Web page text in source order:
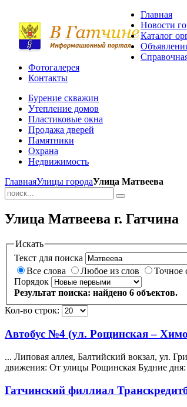
Главная
Новости
Каталог
Фотогалерея
Контакты
Бурение скважин
Утепление домов
Пластиковые окна
Продажа дверей
Памятники
Охрана
Недвижимость
ГлавнаяУлицы городаУлица Матвеева
Улица Матвеева г. Гатчина
Искать
Текст для поиска
Все слова Любое из слов
Точное
Порядок
Результат поиска: найдено 6 объектов.
Кол-во строк:
Автобус №4 (ул. Рощинская –
... Липовая аллея, Балтийский вокзал, ул.
движения: От улицы Рощинская Будние
Гатчинский филлиал